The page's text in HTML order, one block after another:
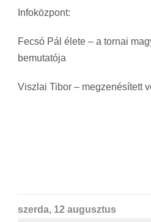
Infoközpont:
Fecsó Pál élete – a tornai
bemutatója
Viszlai Tibor – megzenésített
szerda, 12 augusztus